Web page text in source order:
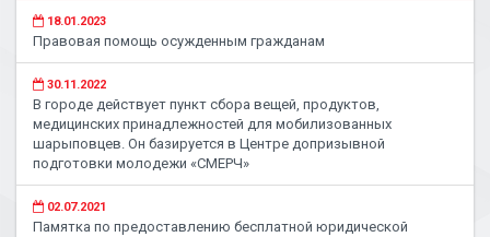
18.01.2023
Правовая помощь осужденным гражданам
30.11.2022
В городе действует пункт сбора вещей, продуктов,
медицинских принадлежностей для мобилизованных
шарыповцев. Он базируется в Центре допризывной
подготовки молодежи «СМЕРЧ»
02.07.2021
Памятка по предоставлению бесплатной юридической